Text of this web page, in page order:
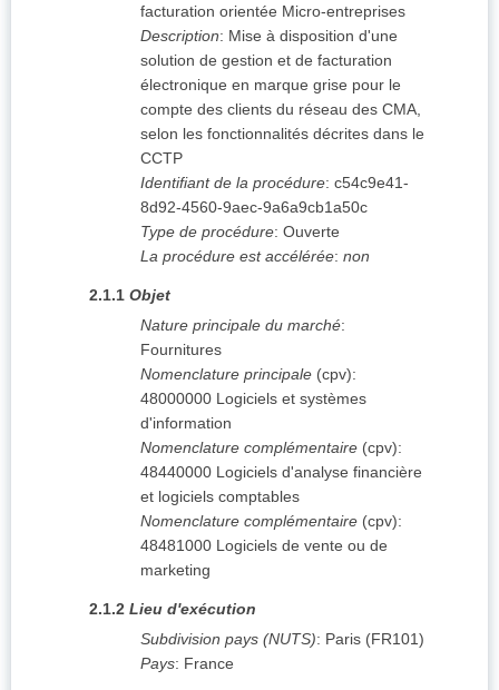
facturation orientée Micro-entreprises
Description: Mise à disposition d'une
solution de gestion et de facturation
électronique en marque grise pour le
compte des clients du réseau des CMA,
selon les fonctionnalités décrites dans le
CCTP
Identifiant de la procédure: c54c9e41-
8d92-4560-9aec-9a6a9cb1a50c
Type de procédure: Ouverte
La procédure est accélérée: non
2.1.1 Objet
Nature principale du marché:
Fournitures
Nomenclature principale (cpv):
48000000 Logiciels et systèmes
d'information
Nomenclature complémentaire (cpv):
48440000 Logiciels d'analyse financière
et logiciels comptables
Nomenclature complémentaire (cpv):
48481000 Logiciels de vente ou de
marketing
2.1.2 Lieu d'exécution
Subdivision pays (NUTS): Paris (FR101)
Pays: France